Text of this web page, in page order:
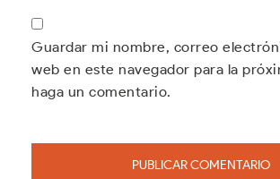
Guardar mi nombre, correo
web en este navegador para la
haga un comentario.